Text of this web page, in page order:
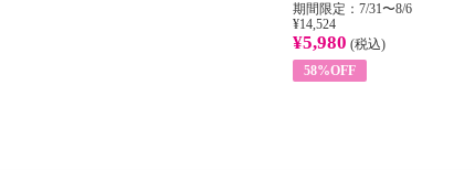
期間限定：7/31〜8/6
¥14,524
¥5,980 (税込)
58%OFF